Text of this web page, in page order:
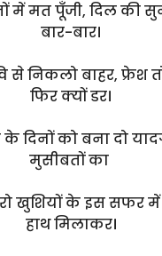
में मत पूँजी, दिल की
बार-बार।
से निकलो बाहर, फ्रेश
फिर क्यों डर।
दिनों को बना दो
मुसीबतों का
खुशियों के इस सफर में
हाथ मिलाकर।